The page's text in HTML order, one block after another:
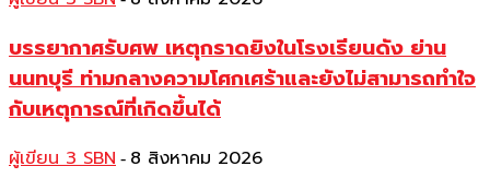
บรรยากาศรับศพ เหตุกราดยิงในโรงเรียนดัง ย่าน
นนทบุรี ท่ามกลางความโศกเศร้าและยังไม่สามารถทำใจ
กับเหตุการณ์ที่เกิดขึ้นได้
ผู้เขียน 3 SBN - 8 สิงหาคม 2026